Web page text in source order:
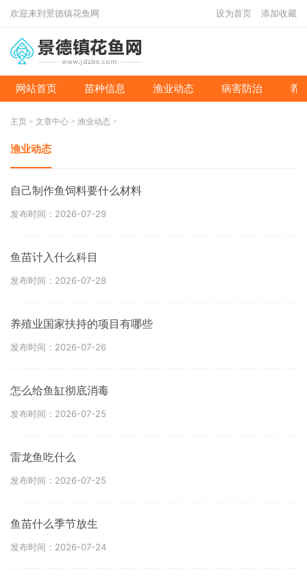
欢迎来到景德镇花鱼网 设为首页 添加收藏
网站首页 苗种信息 渔业动态 病害防治 养
主页 > 文章中心 > 渔业动态 >
渔业动态
自己制作鱼饲料要什么材料
发布时间：2026-07-29
鱼苗计入什么科目
发布时间：2026-07-28
养殖业国家扶持的项目有哪些
发布时间：2026-07-26
怎么给鱼缸彻底消毒
发布时间：2026-07-25
雷龙鱼吃什么
发布时间：2026-07-25
鱼苗什么季节放生
发布时间：2026-07-24